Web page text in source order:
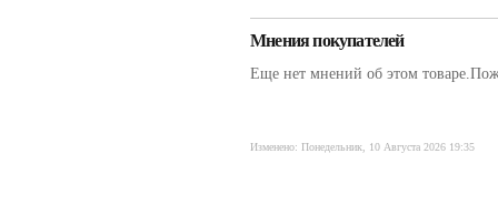
Мнения покупателей
Еще нет мнений об этом
Изменено: Понедельник, 10 Августа 2026 19:35